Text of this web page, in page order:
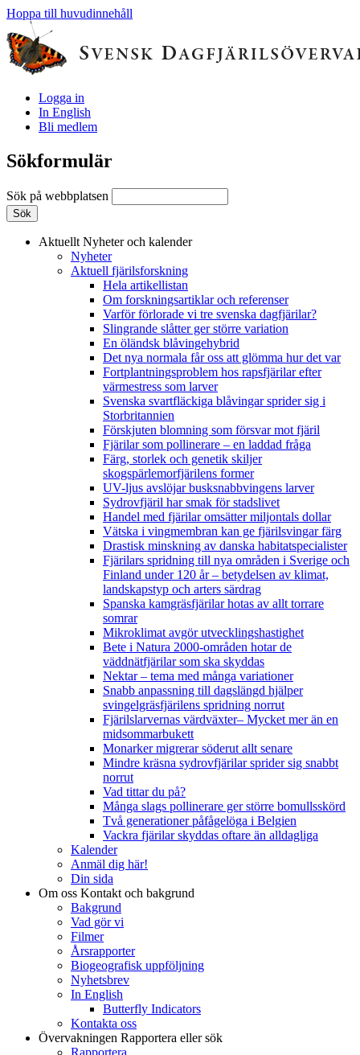
Hoppa till huvudinnehåll
Logga in
In English
Bli medlem
Sökformulär
Sök på webbplatsen
Aktuellt Nyheter och kalender
Nyheter
Aktuell fjärilsforskning
Hela artikellistan
Om forskningsartiklar och referenser
Varför förlorade vi tre svenska dagfjärilar?
Slingrande slåtter ger större variation
En öländsk blåvingehybrid
Det nya normala får oss att glömma hur det var
Fortplantningsproblem hos rapsfjärilar efter
värmestress som larver
Svenska svartfläckiga blåvingar sprider sig i
Storbritannien
Förskjuten blomning som försvar mot fjäril
Fjärilar som pollinerare – en laddad fråga
Färg, storlek och genetik skiljer
skogspärlemorfjärilens former
UV-ljus avslöjar busksnabbvingens larver
Sydrovfjäril har smak för stadslivet
Handel med fjärilar omsätter miljontals dollar
Vätska i vingmembran kan ge fjärilsvingar färg
Drastisk minskning av danska habitatspecialister
Fjärilars spridning till nya områden i Sverige och
Finland under 120 år– betydelsen av klimat,
landskapstyp och arters särdrag
Spanska kamgräsfjärilar hotas av allt torrare
somrar
Mikroklimat avgör utvecklingshastighet
Bete i Natura 2000-områden hotar de
väddnätfjärilar som ska skyddas
Nektar – tema med många variationer
Snabb anpassning till dagslängd hjälper
svingelgräsfjärilens spridning norrut
Fjärilslarvernas värdväxter– Mycket mer än en
midsommarbukett
Monarker migrerar söderut allt senare
Mindre kräsna sydrovfjärilar sprider sig snabbt
norrut
Vad tittar du på?
Många slags pollinerare ger större bomullsskörd
Två generationer påfågelöga i Belgien
Vackra fjärilar skyddas oftare än alldagliga
Kalender
Anmäl dig här!
Din sida
Om oss Kontakt och bakgrund
Bakgrund
Vad gör vi
Filmer
Årsrapporter
Biogeografisk uppföljning
Nyhetsbrev
In English
Butterfly Indicators
Kontakta oss
Övervakningen Rapportera eller sök
Rapportera